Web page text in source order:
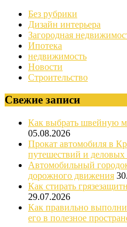
Без рубрики
Дизайн интерьера
Загородная
Ипотека
недвижимость
Новости
Строительство
Свежие записи
Как выбрать швейную
05.08.2026
Прокат автомобиля в
путешествий и деловых
Автомобильный
дорожного движения
Как стирать
29.07.2026
Как правильно
его в полезное